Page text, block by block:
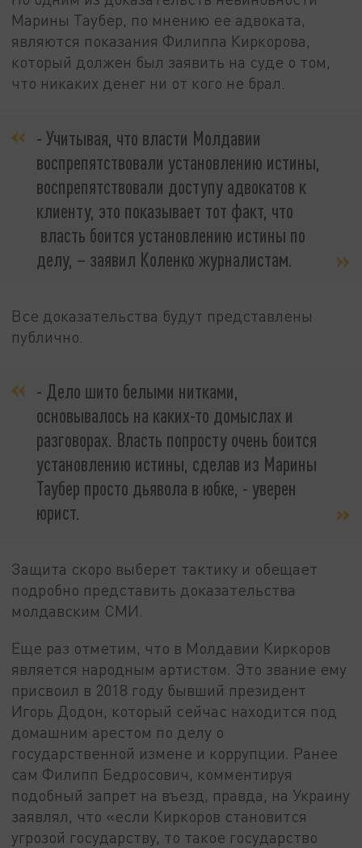
Марины Таубер, по мнению ее адвоката,
являются показания Филиппа Киркорова,
который должен был заявить на суде о том,
что никаких денег ни от кого не брал.
- Учитывая, что власти Молдавии
воспрепятствовали установлению истины,
воспрепятствовали доступу адвокатов к
клиенту, это показывает тот факт, что
власть боится установлению истины по
делу, – заявил Коленко журналистам.
Все доказательства будут представлены
публично.
- Дело шито белыми нитками,
основывалось на каких-то домыслах и
разговорах. Власть попросту очень боится
установлению истины, сделав из Марины
Таубер просто дьявола в юбке, - уверен
юрист.
Защита скоро выберет тактику и обещает
подробно представить доказательства
молдавским СМИ.
Еще раз отметим, что в Молдавии Киркоров
является народным артистом. Это звание ему
присвоил в 2018 году бывший президент
Игорь Додон, который сейчас находится под
домашним арестом по делу о
государственной измене и коррупции. Ранее
сам Филипп Бедросович, комментируя
подобный запрет на въезд, правда, на Украину
заявлял, что «если Киркоров становится
угрозой государству, то такое государство